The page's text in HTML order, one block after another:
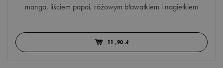
mango, liściem papai, różowym bławatkiem i nagietkiem
11,90 zł